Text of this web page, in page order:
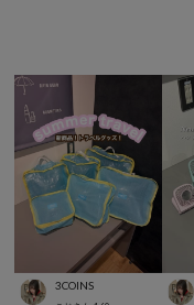
3COINS